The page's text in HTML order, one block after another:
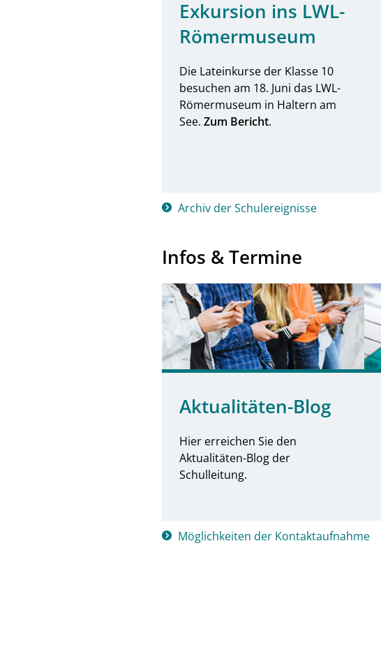
Exkursion ins LWL-
Römermuseum
Die Lateinkurse der Klasse 10
besuchen am 18. Juni das LWL-
Römermuseum in Haltern am
See. Zum Bericht.
Archiv der Schulereignisse
Infos & Termine
Aktualitäten-Blog
Hier erreichen Sie den
Aktualitäten-Blog der
Schulleitung.
Möglichkeiten der Kontaktaufnahme